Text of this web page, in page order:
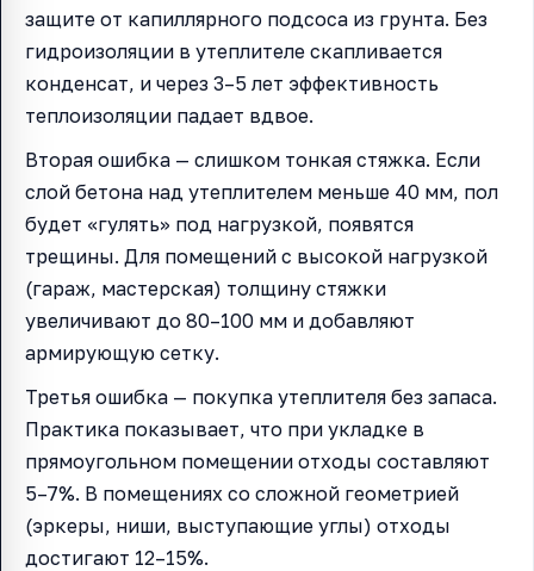
защите от капиллярного подсоса из грунта. Без
гидроизоляции в утеплителе скапливается
конденсат, и через 3–5 лет эффективность
теплоизоляции падает вдвое.
Вторая ошибка — слишком тонкая стяжка. Если
слой бетона над утеплителем меньше 40 мм, пол
будет «гулять» под нагрузкой, появятся
трещины. Для помещений с высокой нагрузкой
(гараж, мастерская) толщину стяжки
увеличивают до 80–100 мм и добавляют
армирующую сетку.
Третья ошибка — покупка утеплителя без запаса.
Практика показывает, что при укладке в
прямоугольном помещении отходы составляют
5–7%. В помещениях со сложной геометрией
(эркеры, ниши, выступающие углы) отходы
достигают 12–15%.